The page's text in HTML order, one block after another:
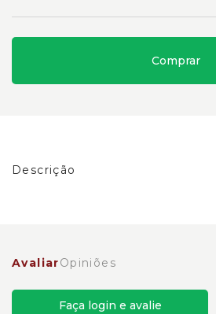
Comprar
Descrição
AvaliarOpiniões
Faça login e avalie